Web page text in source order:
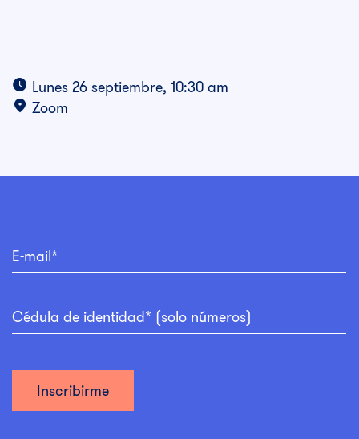
Lunes 26 septiembre, 10:30 am
Zoom